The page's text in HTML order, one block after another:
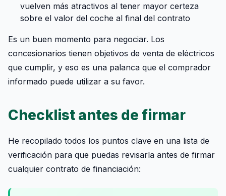
vuelven más atractivos al tener mayor certeza
sobre el valor del coche al final del contrato
Es un buen momento para negociar. Los
concesionarios tienen objetivos de venta de eléctricos
que cumplir, y eso es una palanca que el comprador
informado puede utilizar a su favor.
Checklist antes de firmar
He recopilado todos los puntos clave en una lista de
verificación para que puedas revisarla antes de firmar
cualquier contrato de financiación: